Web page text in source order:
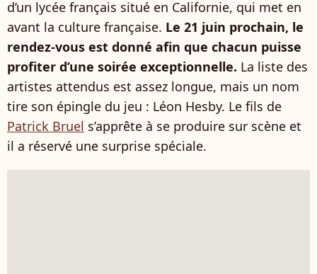
d’un lycée français situé en Californie, qui met en
avant la culture française. Le 21 juin prochain, le
rendez-vous est donné afin que chacun puisse
profiter d’une soirée exceptionnelle. La liste des
artistes attendus est assez longue, mais un nom
tire son épingle du jeu : Léon Hesby. Le fils de
Patrick Bruel s’apprête à se produire sur scène et
il a réservé une surprise spéciale.